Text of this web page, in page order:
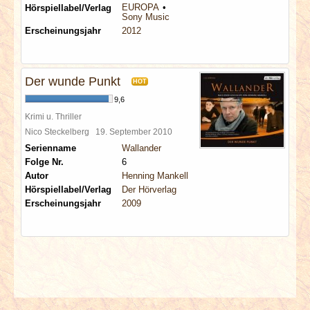
Hörspiellabel/Verlag
EUROPA
Sony Music
Erscheinungsjahr
2012
Der wunde Punkt HOT
9,6
Krimi u. Thriller
Nico Steckelberg 19. September 2010
Serienname
Wallander
Folge Nr.
6
Autor
Henning Mankell
Hörspiellabel/Verlag
Der Hörverlag
Erscheinungsjahr
2009